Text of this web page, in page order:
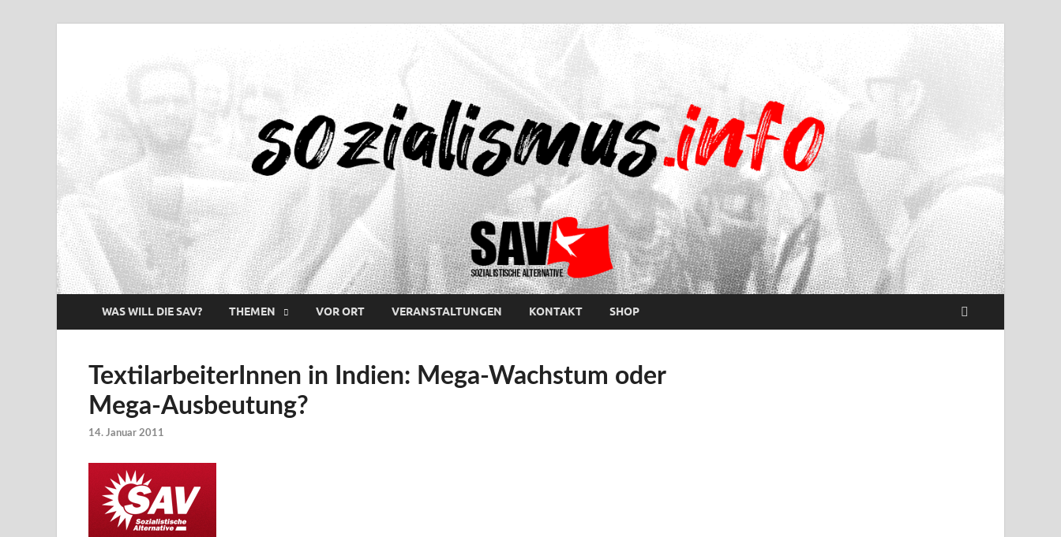
WAS WILL DIE SAV? THEMEN VOR ORT VERANSTALTUNGEN KONTAKT SHOP
TextilarbeiterInnen in Indien: Mega-Wachstum oder
Mega-Ausbeutung?
14. Januar 2011